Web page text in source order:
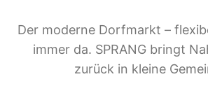
Der moderne Dorfmarkt –
immer da. SPRANG bringt
zurück in kleine